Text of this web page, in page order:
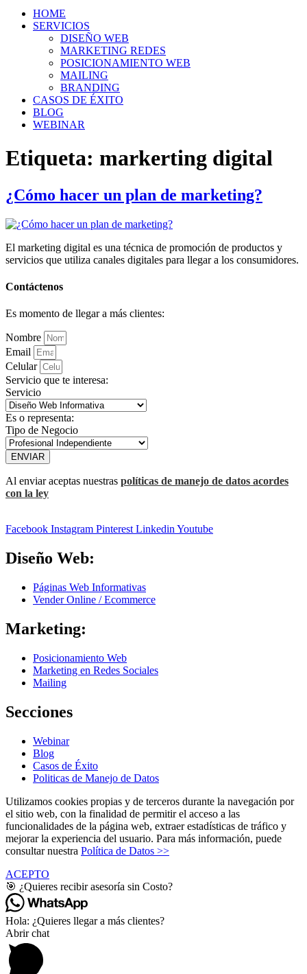
HOME
SERVICIOS
DISEÑO WEB
MARKETING REDES
POSICIONAMIENTO WEB
MAILING
BRANDING
CASOS DE ÉXITO
BLOG
WEBINAR
Etiqueta: markerting digital
¿Cómo hacer un plan de marketing?
El marketing digital es una técnica de promoción de productos y
servicios que utiliza canales digitales para llegar a los consumidores.
Contáctenos
Es momento de llegar a más clientes:
Nombre
Email
Celular
Servicio que te interesa:
Servicio
Es o representa:
Tipo de Negocio
ENVIAR
Al enviar aceptas nuestras políticas de manejo de datos acordes
con la ley
Facebook Instagram Pinterest Linkedin Youtube
Diseño Web:
Páginas Web Informativas
Vender Online / Ecommerce
Marketing:
Posicionamiento Web
Marketing en Redes Sociales
Mailing
Secciones
Webinar
Blog
Casos de Éxito
Politicas de Manejo de Datos
Utilizamos cookies propias y de terceros durante la navegación por
el sitio web, con la finalidad de permitir el acceso a las
funcionalidades de la página web, extraer estadísticas de tráfico y
mejorar la experiencia del usuario. Para más información, puede
consultar nuestra Política de Datos >>
ACEPTO
🎯 ¿Quieres recibir asesoría sin Costo?
Hola: ¿Quieres llegar a más clientes?
Abrir chat